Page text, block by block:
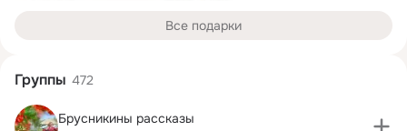
Все подарки
Группы 472
Брусникины рассказы